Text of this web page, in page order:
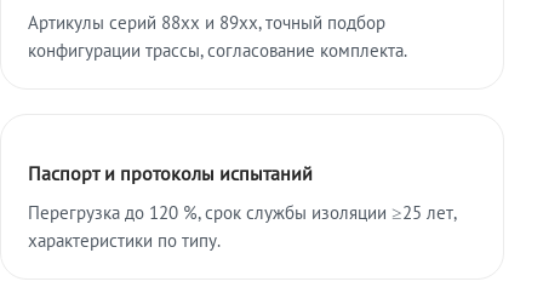
Артикулы серий 88xx и 89xx, точный подбор
конфигурации трассы, согласование комплекта.
Паспорт и протоколы испытаний
Перегрузка до 120 %, срок службы изоляции ≥25 лет,
характеристики по типу.